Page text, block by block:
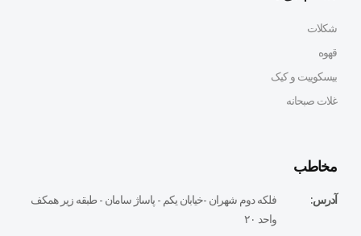
شکلات
قهوه
بیسکوییت و کیک
غلات صبحانه
مخاطب
آدرس:
فلكه دوم شهران -خيابان يكم - پاساژ سامان - طبقه زير همكف
واحد ٢٠